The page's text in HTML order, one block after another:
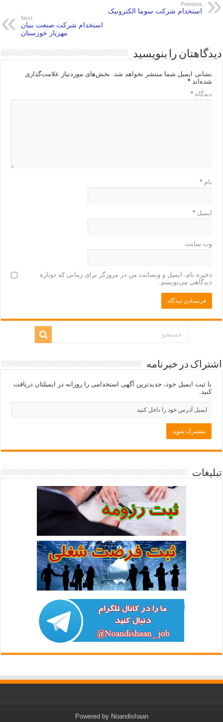
Previous
استخدام شرکت سوما الکترونیک
Next
استخدام شرکت صنعت بنیان
مهزیار خوزستان
دیدگاهتان را بنویسید
نشانی ایمیل شما منتشر نخواهد شد.
بخش‌های موردنیاز علامت‌گذاری
شده‌اند*
دیدگاه*
نام*
ایمیل*
وب‌ سایت
ذخیره نام، ایمیل و وبسایت من در مرورگر برای زمانی که دوباره
دیدگاهی می‌نویسم.
اشتراک در خبرنامه
با ثبت ایمیل خود، جدیدترین آگهی استخدامی را روزانه در ایمیلتان دریافت
کنید.
تبلیغات
Powered by Noandishaan